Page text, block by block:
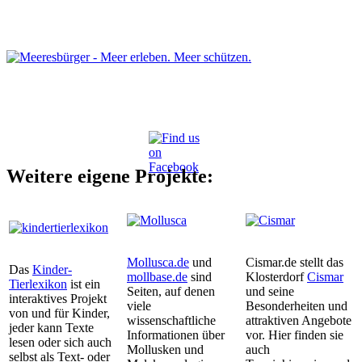
Weitere eigene Projekte:
Das Kinder-
Tierlexikon ist ein
interaktives Projekt
von und für Kinder,
jeder kann Texte
lesen oder sich auch
selbst als Text- oder
Mollusca.de und
mollbase.de sind
Seiten, auf denen
viele
wissenschaftliche
Informationen über
Mollusken und
Cismar.de stellt das
KlosterdorfCismar
und seine
Besonderheiten und
attraktiven Angebote
vor. Hier finden sie
auch